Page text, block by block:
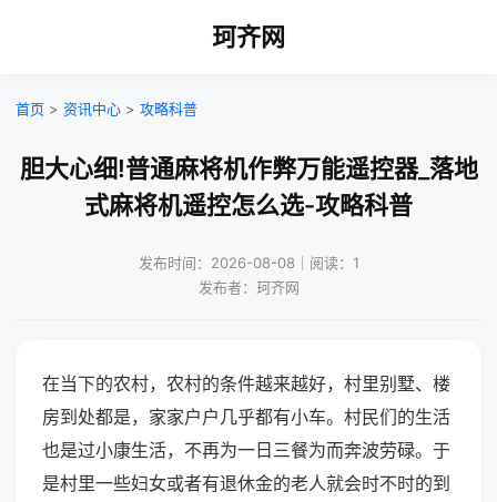
珂齐网
首页 > 资讯中心 > 攻略科普
胆大心细!普通麻将机作弊万能遥控器_落地
式麻将机遥控怎么选-攻略科普
发布时间：2026-08-08｜阅读：1
发布者：珂齐网
在当下的农村，农村的条件越来越好，村里别墅、楼
房到处都是，家家户户几乎都有小车。村民们的生活
也是过小康生活，不再为一日三餐为而奔波劳碌。于
是村里一些妇女或者有退休金的老人就会时不时的到